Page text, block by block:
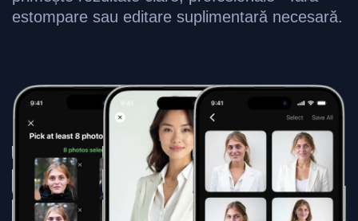
estompare sau editare suplimentară necesară.